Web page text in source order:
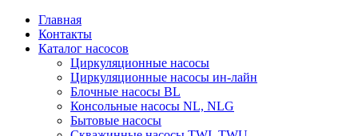
Главная
Контакты
Каталог насосов
Циркуляционные насосы
Циркуляционные насосы ин-лайн
Блочные насосы BL
Консольные насосы NL, NLG
Бытовые насосы